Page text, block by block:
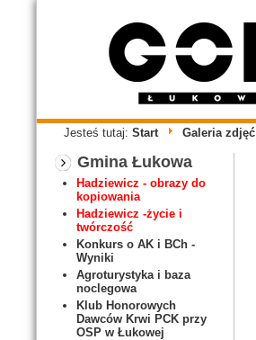
Jesteś tutaj: Start Galeria zdjęć
Gmina Łukowa
Hadziewicz - obrazy do
kopiowania
Hadziewicz -życie i
twórczość
Konkurs o AK i BCh -
Wyniki
Agroturystyka i baza
noclegowa
Klub Honorowych
Dawców Krwi PCK przy
OSP w Łukowej